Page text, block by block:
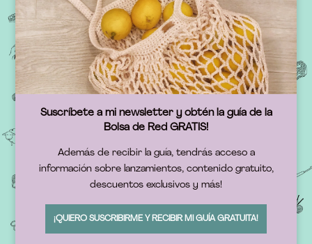
Suscríbete a mi newsletter y obtén la guía de la
Bolsa de Red GRATIS!
Además de recibir la guía, tendrás acceso a
información sobre lanzamientos, contenido gratuito,
descuentos exclusivos y más!
¡QUIERO SUSCRIBIRME Y RECIBIR MI GUÍA GRATUITA!